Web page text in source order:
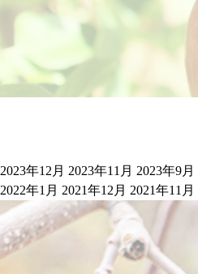
2023年12月 2023年11月 2023年9月
2022年1月 2021年12月 2021年11月